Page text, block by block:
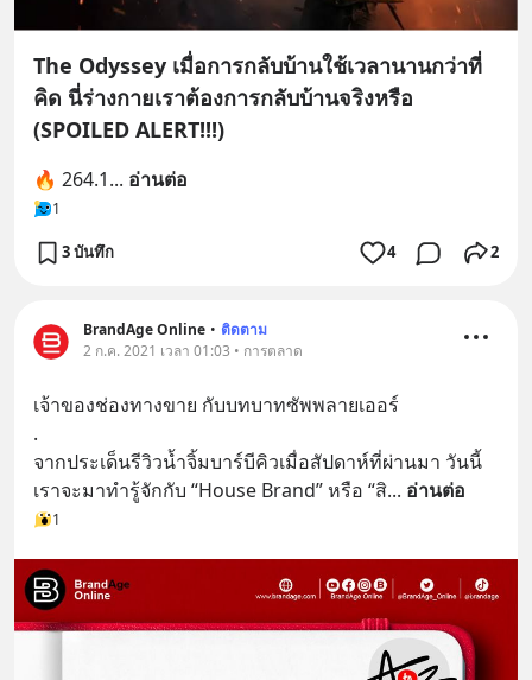
The Odyssey เมื่อการกลับบ้านใช้เวลานานกว่าที่
คิด นี่ร่างกายเราต้องการกลับบ้านจริงหรือ
(SPOILED ALERT!!!)
🔥 264.1... อ่านต่อ
1
3 บันทึก 4 2
BrandAge Online • ติดตาม
2 ก.ค. 2021 เวลา 01:03 • การตลาด
เจ้าของช่องทางขาย กับบทบาทซัพพลายเออร์
.
จากประเด็นรีวิวน้ำจิ้มบาร์บีคิวเมื่อสัปดาห์ที่ผ่านมา วันนี้
เราจะมาทำรู้จักกับ “House Brand” หรือ “สิ... อ่านต่อ
1